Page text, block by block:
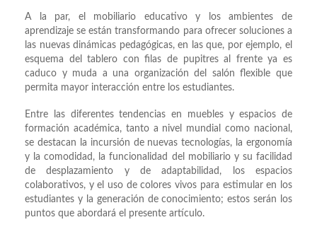
A la par, el mobiliario educativo y los ambientes de
aprendizaje se están transformando para ofrecer soluciones a
las nuevas dinámicas pedagógicas, en las que, por ejemplo, el
esquema del tablero con filas de pupitres al frente ya es
caduco y muda a una organización del salón flexible que
permita mayor interacción entre los estudiantes.
Entre las diferentes tendencias en muebles y espacios de
formación académica, tanto a nivel mundial como nacional,
se destacan la incursión de nuevas tecnologías, la ergonomía
y la comodidad, la funcionalidad del mobiliario y su facilidad
de desplazamiento y de adaptabilidad, los espacios
colaborativos, y el uso de colores vivos para estimular en los
estudiantes y la generación de conocimiento; estos serán los
puntos que abordará el presente artículo.